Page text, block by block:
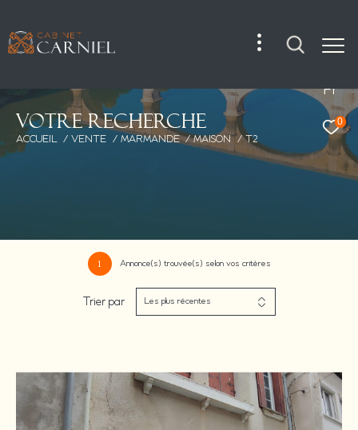
Fr
0
Votre recherche
ACCUEIL VENTE MARMANDE MAISON T2
1 Annonce(s) trouvée(s) selon vos critères
Trier par Les plus récentes